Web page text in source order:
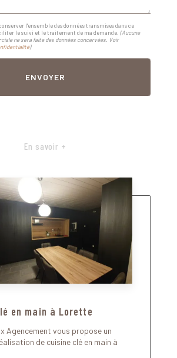
l'ensemble des données transmises dans ce
le suivi et le traitement de ma demande.(Aucune
ne sera faite des données concervées. Voir
)
En savoir +
en main à Lorette
Agencement vous propose un
de cuisine clé en main à